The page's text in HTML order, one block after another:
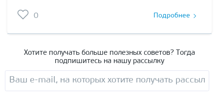
0 Подробнее
Хотите получать больше полезных советов? Тогда
подпишитесь на нашу рассылку